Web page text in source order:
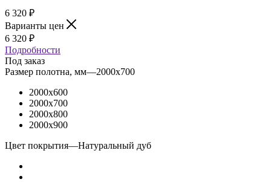
6 320 ₽
Варианты цен
6 320 ₽
Подробности
Под заказ
Размер полотна, мм—2000x700
2000x600
2000x700
2000x800
2000x900
Цвет покрытия—Натуральный дуб